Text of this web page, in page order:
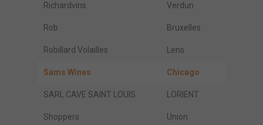
Richardvins Verdun
Rob Bruxelles
Robillard Volailles Lens
Sams Wines Chicago
SARL CAVE SAINT LOUIS LORIENT
Shoppers Union